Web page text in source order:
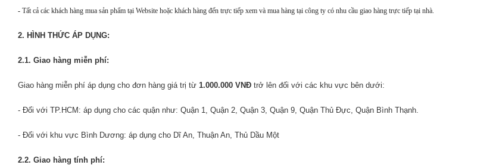
- Tất cả các khách hàng mua sản phẩm tại Website hoặc khách hàng đến trực tiếp xem và mua hàng tại công ty có nhu cầu giao hàng trực tiếp tại nhà.
2. HÌNH THỨC ÁP DỤNG:
2.1. Giao hàng miễn phí:
Giao hàng miễn phí áp dụng cho đơn hàng giá trị từ 1.000.000 VNĐ trở lên đối với các khu vực bên dưới:
- Đối với TP.HCM: áp dụng cho các quận như: Quận 1, Quận 2, Quận 3, Quận 9, Quận Thủ Đực, Quận Bình Thạnh.
- Đối với khu vực Bình Dương: áp dụng cho Dĩ An, Thuận An, Thủ Dầu Một
2.2. Giao hàng tính phí: